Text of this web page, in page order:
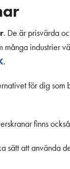
. De är prisvärda
många industrier
.
för dig
finns
sätt att använda